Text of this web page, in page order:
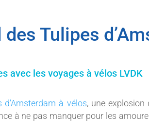
Tulipes
avec les voyages à vélos LVDK
à vélos, une explosion
à ne pas manquer pour les